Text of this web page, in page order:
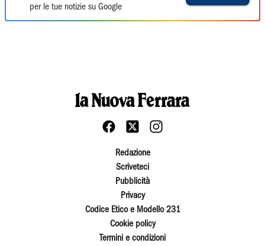
per le tue notizie su Google
Redazione
Scriveteci
Pubblicità
Privacy
Codice Etico e Modello 231
Cookie policy
Termini e condizioni